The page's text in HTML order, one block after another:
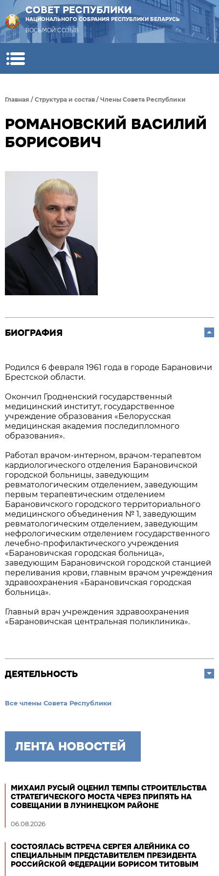
СОВЕТ РЕСПУБЛИКИ
НАЦИОНАЛЬНОГО СОБРАНИЯ РЕСПУБЛИКИ БЕЛАРУСЬ
ВОСЬМОЙ СОЗЫВ
Главная / Структура и состав / Члены Совета Республики
РОМАНОВСКИЙ ВАСИЛИЙ
БОРИСОВИЧ
БИОГРАФИЯ
Родился 6 февраля 1961 года в городе Барановичи
Брестской области.
Окончил Гродненский государственный
медицинский институт, государственное
учреждение образования «Белорусская
медицинская академия последипломного
образования».
Работал врачом-интерном, врачом-терапевтом
кардиологического отделения Барановичской
городской больницы, заведующим
ревматологическим отделением, заведующим
первым терапевтическим отделением
Барановичского городского территориального
медицинского объединения № 1, заведующим
ревматологическим отделением, заведующим
нефрологическим отделением государственного
лечебно-профилактического учреждения
«Барановичская городская больница»,
заведующим Барановичской городской станцией
переливания крови, главным врачом учреждения
здравоохранения «Барановичская городская
больница».
Главный врач учреждения здравоохранения
«Барановичская центральная поликлиника».
ДЕЯТЕЛЬНОСТЬ
Все члены Совета Республики
ЛЕНТА НОВОСТЕЙ
МИХАИЛ РУСЫЙ ОЦЕНИЛ ТЕМПЫ СТРОИТЕЛЬСТВА
СТРАТЕГИЧЕСКОГО МОСТА ЧЕРЕЗ ПРИПЯТЬ НА
СОВЕЩАНИИ В ЛУНИНЕЦКОМ РАЙОНЕ
06.08.2026
СОСТОЯЛАСЬ ВСТРЕЧА СЕРГЕЯ АЛЕЙНИКА СО
СПЕЦИАЛЬНЫМ ПРЕДСТАВИТЕЛЕМ ПРЕЗИДЕНТА
РОССИЙСКОЙ ФЕДЕРАЦИИ БОРИСОМ ТИТОВЫМ